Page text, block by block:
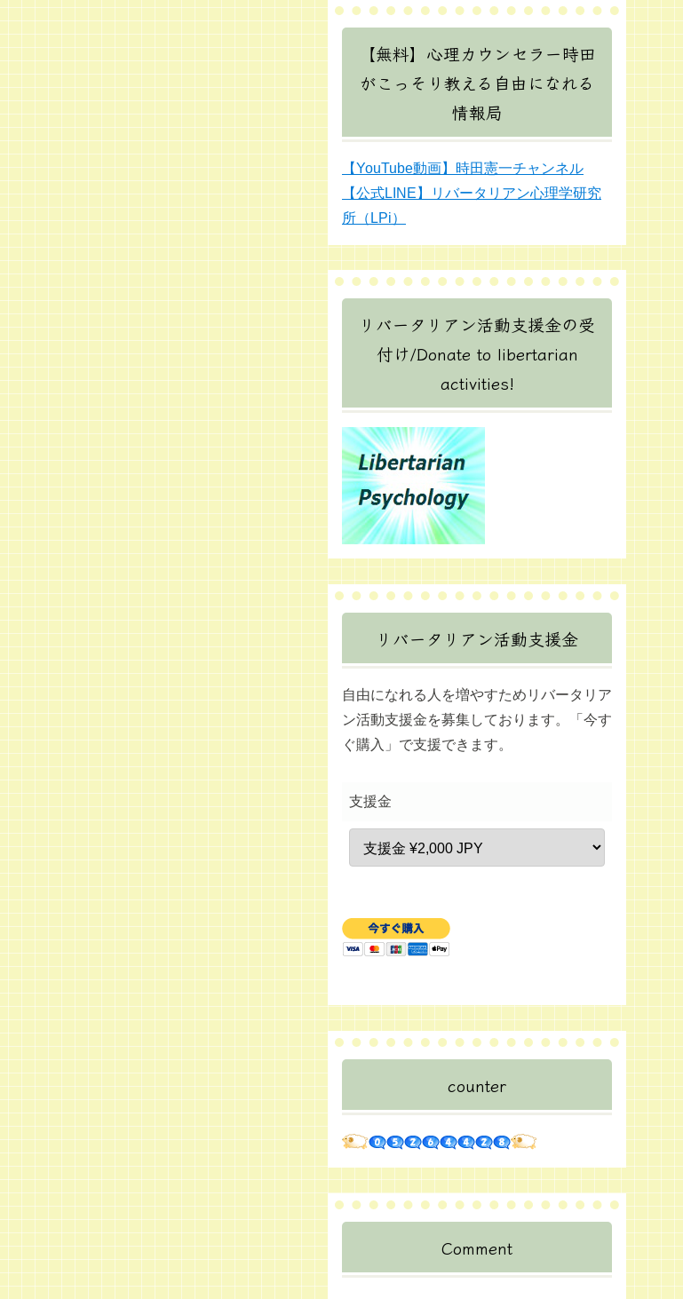
【無料】心理カウンセラー時田
がこっそり教える自由になれる
情報局
【YouTube動画】時田憲一チャンネル
【公式LINE】リバータリアン心理学研究
所（LPi）
リバータリアン活動支援金の受
付け/Donate to libertarian
activities!
リバータリアン活動支援金
自由になれる人を増やすためリバータリア
ン活動支援金を募集しております。「今す
ぐ購入」で支援できます。
支援金
counter
Comment